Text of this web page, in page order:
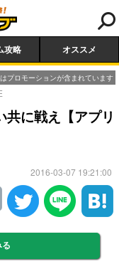
攻略 オススメ
プロモーションが含まれています
共に戦え【アプリ
2016-03-07 19:21:00